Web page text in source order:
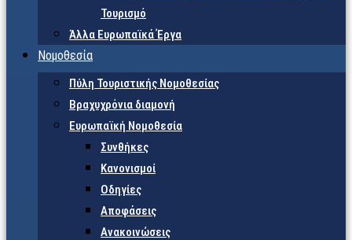
Τουρισμό
Άλλα Ευρωπαϊκά Έργα
Νομοθεσία
Πύλη Τουριστικής Νομοθεσίας
Βραχυχρόνια διαμονή
Ευρωπαϊκή Νομοθεσία
Συνθήκες
Κανονισμοί
Οδηγίες
Αποφάσεις
Ανακοινώσεις